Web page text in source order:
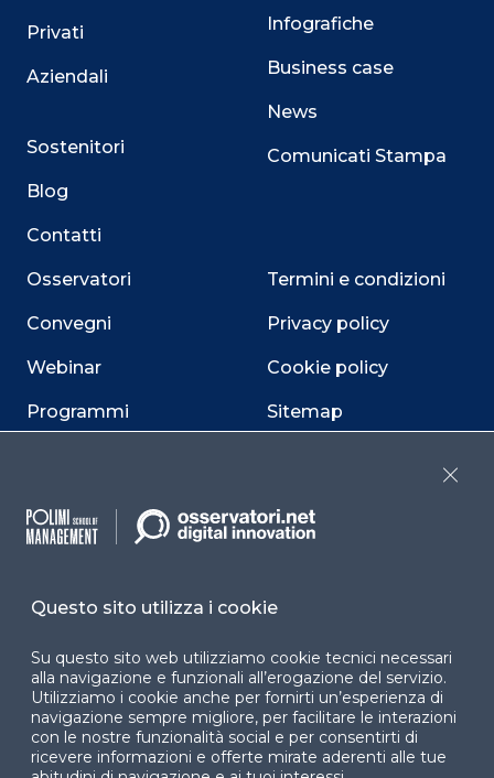
Privati
Aziendali
Sostenitori
Blog
Contatti
Osservatori
Convegni
Webinar
Programmi
Infografiche
Business case
News
Comunicati Stampa
Termini e condizioni
Privacy policy
Cookie policy
Sitemap
Cookie Center
YouTube X
Questo sito utilizza i cookie
Su questo sito web utilizziamo cookie tecnici necessari
alla navigazione e funzionali all’erogazione del servizio.
Utilizziamo i cookie anche per fornirti un’esperienza di
navigazione sempre migliore, per facilitare le interazioni
con le nostre funzionalità social e per consentirti di
ricevere informazioni e offerte mirate aderenti alle tue